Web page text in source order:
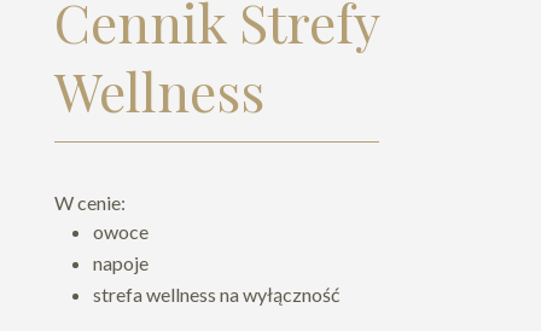
Cennik Strefy
Wellness
W cenie:
owoce
napoje
strefa wellness na wyłączność